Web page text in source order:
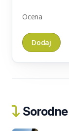
Ocena